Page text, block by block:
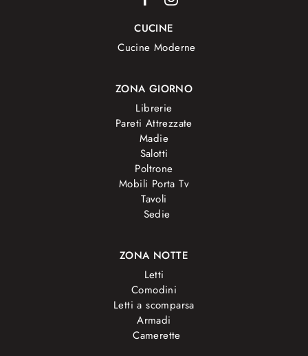
CUCINE
Cucine Moderne
ZONA GIORNO
Librerie
Pareti Attrezzate
Madie
Salotti
Poltrone
Mobili Porta Tv
Tavoli
Sedie
ZONA NOTTE
Letti
Comodini
Letti a scomparsa
Armadi
Camerette